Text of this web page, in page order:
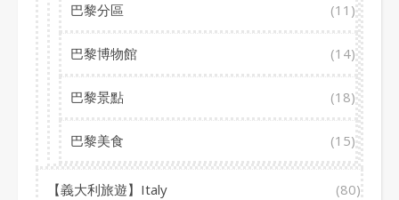
巴黎分區 (11)
巴黎博物館 (14)
巴黎景點 (18)
巴黎美食 (15)
【義大利旅遊】Italy (80)